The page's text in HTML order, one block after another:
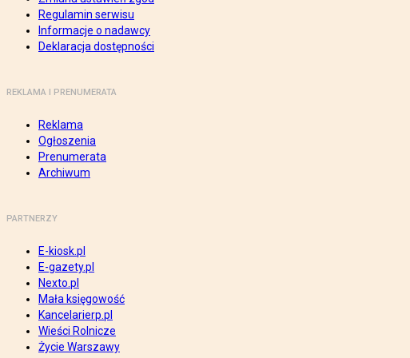
Regulamin serwisu
Informacje o nadawcy
Deklaracja dostępności
REKLAMA I PRENUMERATA
Reklama
Ogłoszenia
Prenumerata
Archiwum
PARTNERZY
E-kiosk.pl
E-gazety.pl
Nexto.pl
Mała księgowość
Kancelarierp.pl
Wieści Rolnicze
Życie Warszawy